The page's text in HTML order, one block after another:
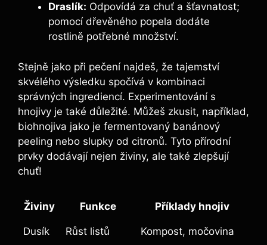
Draslík: Odpovídá za ‌chuť a šťavnatost;
‍pomocí dřevěného ⁤popela dodáte
rostlině ​potřebné množství.
Stejně jako při pečení‍ najdeš, že tajemství
skvélého výsledku spočívá v kombinaci​
správných ingrediencí. Experimentování ⁤s
hnojivy je také důležité. Můžeš⁢ zkusit, například,
biohnojiva jako ‌je fermentovaný banánový
peeling⁢ nebo ‍slupky od citronů. Tyto přírodní‌
prvky dodávají nejen živiny, ale ⁢také zlepšují
chuť!
Živiny Funkce Příklady hnojiv
Dusík Růst listů Kompost,​ močovina